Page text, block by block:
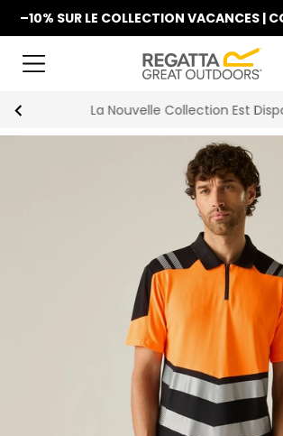
–10% SUR LE COLLECTION VACANCES |
La Nouvelle Collection Est